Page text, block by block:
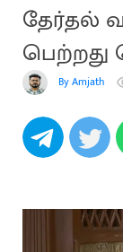
தேர்தல்
உயர்By Amjath